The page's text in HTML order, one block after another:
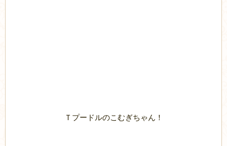
Ｔプードルのこむぎちゃん！